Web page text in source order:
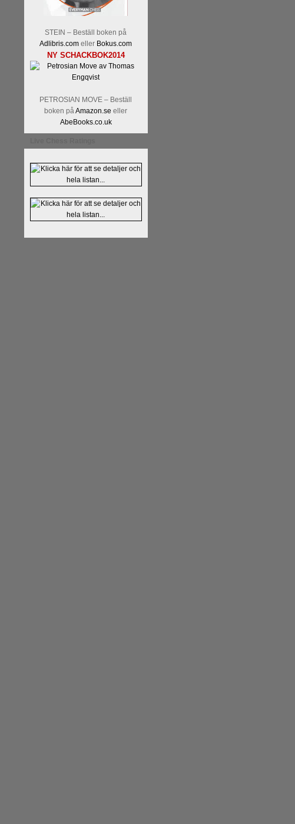
STEIN – Beställ boken på
Adlibris.com eller Bokus.com
NY SCHACKBOK2014
PETROSIAN MOVE – Beställ
boken påAmazon.se eller
AbeBooks.co.uk